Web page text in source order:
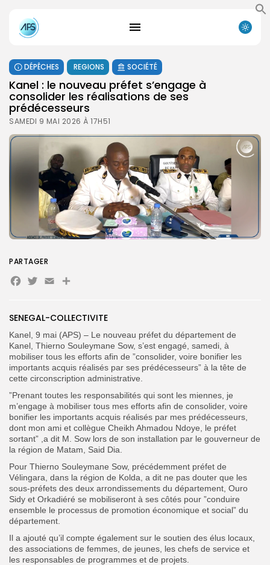
Search
for:
FR
DÉPÊCHES REGIONS SOCIÉTÉ
Kanel : le nouveau préfet s’engage à
consolider les réalisations de ses
prédécesseurs
SAMEDI 9 MAI 2026 À 17H51
SENEGAL-COLLECTIVITE
Kanel, 9 mai (APS) – Le nouveau préfet du département de
Kanel, Thierno Souleymane Sow, s’est engagé, samedi, à
mobiliser tous les efforts afin de ”consolider, voire bonifier les
importants acquis réalisés par ses prédécesseurs” à la tête de
cette circonscription administrative.
”Prenant toutes les responsabilités qui sont les miennes, je
m’engage à mobiliser tous mes efforts afin de consolider, voire
bonifier les importants acquis réalisés par mes prédécesseurs,
dont mon ami et collègue Cheikh Ahmadou Ndoye, le préfet
sortant” ,a dit M. Sow lors de son installation par le gouverneur de
la région de Matam, Said Dia.
Pour Thierno Souleymane Sow, précédemment préfet de
Vélingara, dans la région de Kolda, a dit ne pas douter que les
sous-préfets des deux arrondissements du département, Ouro
Sidy et Orkadiéré se mobiliseront à ses côtés pour ”conduire
ensemble le processus de promotion économique et social” du
département.
Il a ajouté qu’il compte également sur le soutien des élus locaux,
des associations de femmes, de jeunes, les chefs de service et
les responsables de programmes et de projets.
PARTAGER
Facebook
Twitter
EmailPartager